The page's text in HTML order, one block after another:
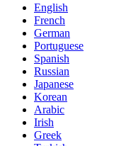
English
French
German
Portuguese
Spanish
Russian
Japanese
Korean
Arabic
Irish
Greek